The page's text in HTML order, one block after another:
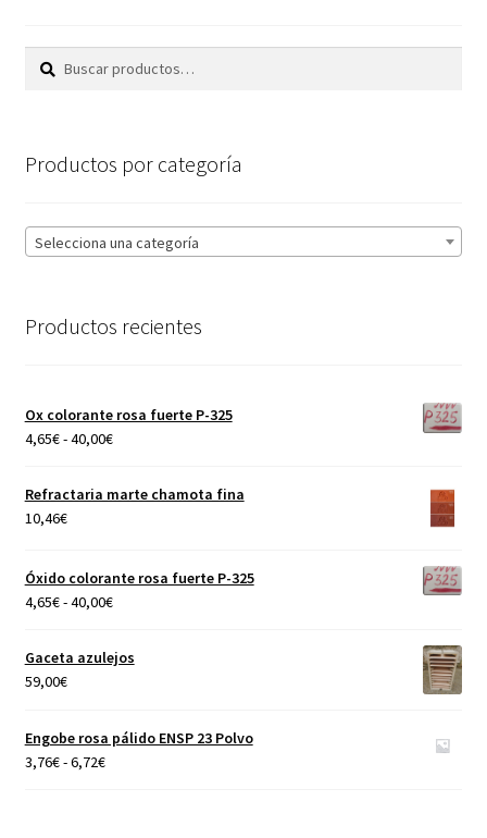
Buscar
Buscar
Productos por categoría
Selecciona una categoría
Productos recientes
Ox colorante rosa fuerte P-325
4,65€-40,00€Rango
precios:
40,00€
Refractaria marte chamota fina
10,46€
Óxido colorante rosa fuerte P-325
4,65€-40,00€Rango
precios:
desde
40,00€
Gaceta azulejos
59,00€
Engobe rosa pálido ENSP 23 Polvo
3,76€-6,72€Rango